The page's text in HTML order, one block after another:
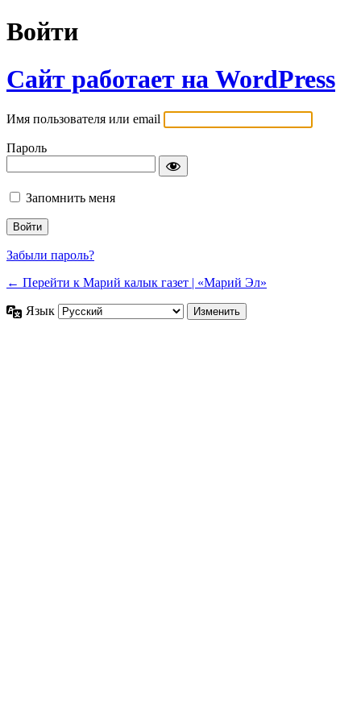
Войти
Сайт работает на WordPress
Имя пользователя или email
Пароль
Запомнить меня
Забыли пароль?
← Перейти к Марий калык газет | «Марий Эл»
Язык